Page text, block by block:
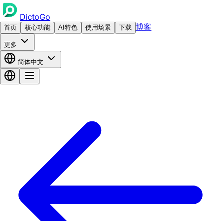
DictoGo
首页 核心功能 AI特色 使用场景 下载 博客
更多
简体中文